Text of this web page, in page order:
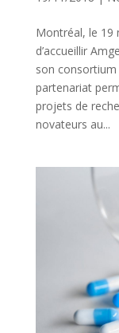
Montréal, le 19
d’accueillir
son consortium
partenariat
projets de
novateurs au...